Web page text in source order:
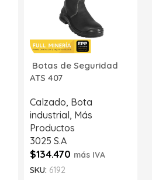
Botas de Seguridad
ATS 407
Calzado, Bota
industrial, Más
Productos
3025 S.A
$134.470 más IVA
SKU: 6192